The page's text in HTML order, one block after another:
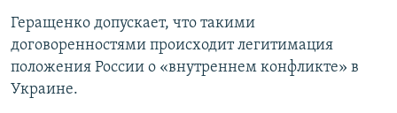
Геращенко допускает, что такими
договоренностями происходит легитимация
положения России о «внутреннем конфликте» в
Украине.